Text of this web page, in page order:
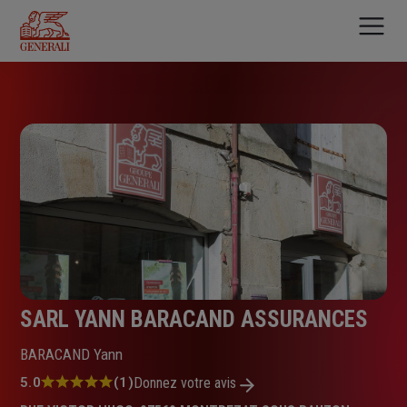
contenu
principal
SARL YANN BARACAND ASSURANCES
BARACAND Yann
Note
5.0 (1)Donnez votre avis